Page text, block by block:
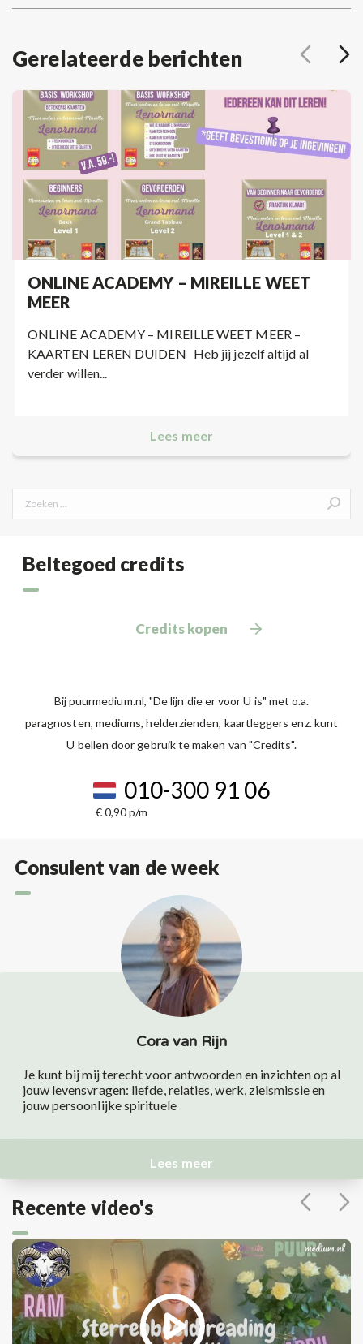
post:
Gerelateerde berichten
ONLINE ACADEMY – MIREILLE WEET
MEER
ONLINE ACADEMY – MIREILLE WEET MEER –
KAARTEN LEREN DUIDEN Heb jij jezelf altijd al
verder willen...
Lees meer
Search:
Beltegoed credits
Credits kopen
Bij puurmedium.nl, "De lijn die er voor U is" met o.a.
paragnosten, mediums, helderzienden, kaartleggers enz. kunt
U bellen door gebruik te maken van "Credits".
010-300 91 06
€ 0,90 p/m
Consulent van de week
Cora van Rijn
Je kunt bij mij terecht voor antwoorden en inzichten op al
jouw levensvragen: liefde, relaties, werk, zielsmissie en
jouw persoonlijke spirituele
Lees meer
Recente video's